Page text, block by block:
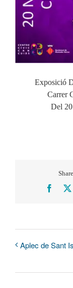
Exposició
Carrer
Del 20
X
Aplec de Sant